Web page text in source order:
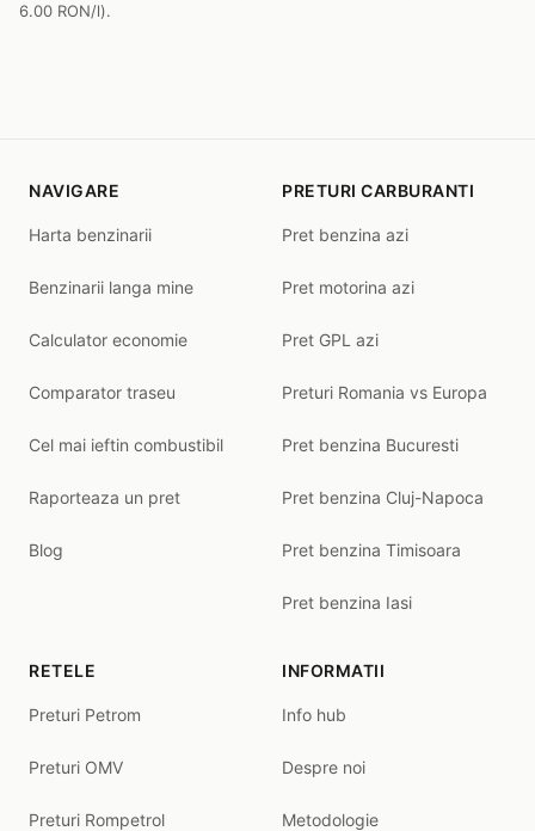
6.00 RON/l).
NAVIGARE
Harta benzinarii
Benzinarii langa mine
Calculator economie
Comparator traseu
Cel mai ieftin combustibil
Raporteaza un pret
Blog
PRETURI CARBURANTI
Pret benzina azi
Pret motorina azi
Pret GPL azi
Preturi Romania vs Europa
Pret benzina Bucuresti
Pret benzina Cluj-Napoca
Pret benzina Timisoara
Pret benzina Iasi
RETELE
Preturi Petrom
Preturi OMV
Preturi Rompetrol
INFORMATII
Info hub
Despre noi
Metodologie